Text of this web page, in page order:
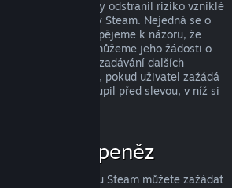
byl navržen tak, aby odstranil riziko vzniklé
v obchodě služby Steam. Nejedná se o
Pokud dospějeme k názoru, že
zneužívá, můžeme jeho žádosti o
a znemožnit mu zadávání dalších
případ, pokud uživatel zažádá
který si zakoupil před slevou, v níž si
o vrácení peněz
pomoc se službou Steam můžete zažádat